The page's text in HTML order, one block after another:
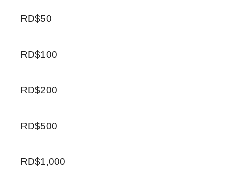
RD$50
RD$100
RD$200
RD$500
RD$1,000